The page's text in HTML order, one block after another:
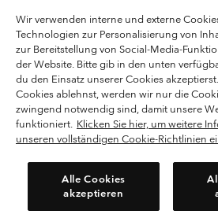
Bergheim, Salzburg Österreich. Alle Rechte
Nutzungsbedingungen
Allgemeine
Datenschutzerklärung
Bestimmungen und Bedingungen des
Nutzungsbedingungen Für Nutzergenerierte
Cookies
Kundenservice: Mo- Fr. 9:00 - 13:00 & 14:00-
(+)43720880525
Wir verwenden interne und externe
Technologien zur Personalisierung von
zur Bereitstellung von Social-Media-
der Website. Bitte gib in den unten
du den Einsatz unserer Cookies
Cookies ablehnst, werden wir nur die
zwingend notwendig sind, damit unsere
funktioniert. Klicken Sie hier, um weitere
unseren vollständigen Cookie-Richtlinien
Alle Cookies
akzeptieren
Bitte wählen Sie Ihr Lieferland
Online-Einkauf
Österreich